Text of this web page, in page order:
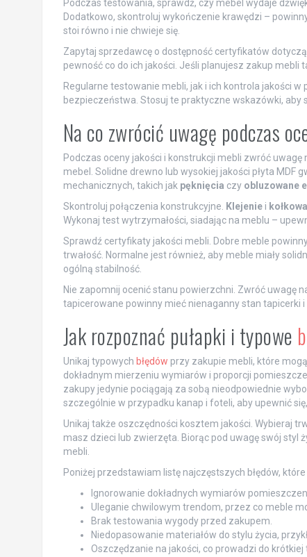
Podczas testowania, sprawdź, czy mebel wydaje
Dodatkowo, skontroluj wykończenie krawędzi –
stoi równo i nie chwieje się.
Zapytaj sprzedawcę o dostępność certyfikatów
pewność co do ich jakości. Jeśli planujesz zakup mebli
Regularne testowanie mebli, jak i ich kontrola jakości
bezpieczeństwa. Stosuj te praktyczne wskazówki, aby
Na co zwrócić uwagę podczas
Podczas oceny jakości i konstrukcji mebli zwróć
mebel. Solidne drewno lub wysokiej jakości płyta MDF
mechanicznych, takich jak pęknięcia czy obluzowane
Skontroluj połączenia konstrukcyjne.
Klejeniei
Wykonaj test wytrzymałości, siadając na meblu –
Sprawdź certyfikaty jakości mebli. Dobre meble
trwałość. Normalne jest również, aby meble miały
ogólną stabilność.
Nie zapomnij ocenić stanu powierzchni. Zwróć uwagę
tapicerowane powinny mieć nienaganny stan tapicerki
Jak rozpoznać pułapki i typowe
Unikaj typowych błędów przy zakupie mebli, które
dokładnym mierzeniu wymiarów i proporcji
zakupy jedynie pociągają za sobą nieodpowiednie
szczególnie w przypadku kanap i foteli, aby upewnić
Unikaj także oszczędności kosztem jakości. Wybieraj
masz dzieci lub zwierzęta. Biorąc pod uwagę swój styl
mebli.
Poniżej przedstawiam listę najczęstszych błędów,
Ignorowanie dokładnych wymiarów
Uleganie chwilowym trendom, przez co meble
Brak testowania wygody przed zakupem.
Niedopasowanie materiałów do stylu życia,
Oszczędzanie na jakości, co prowadzi do krótkiej